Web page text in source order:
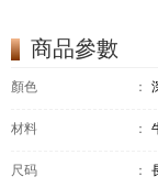
商品參數
顏色 ：
材料 ：
尺码 ：